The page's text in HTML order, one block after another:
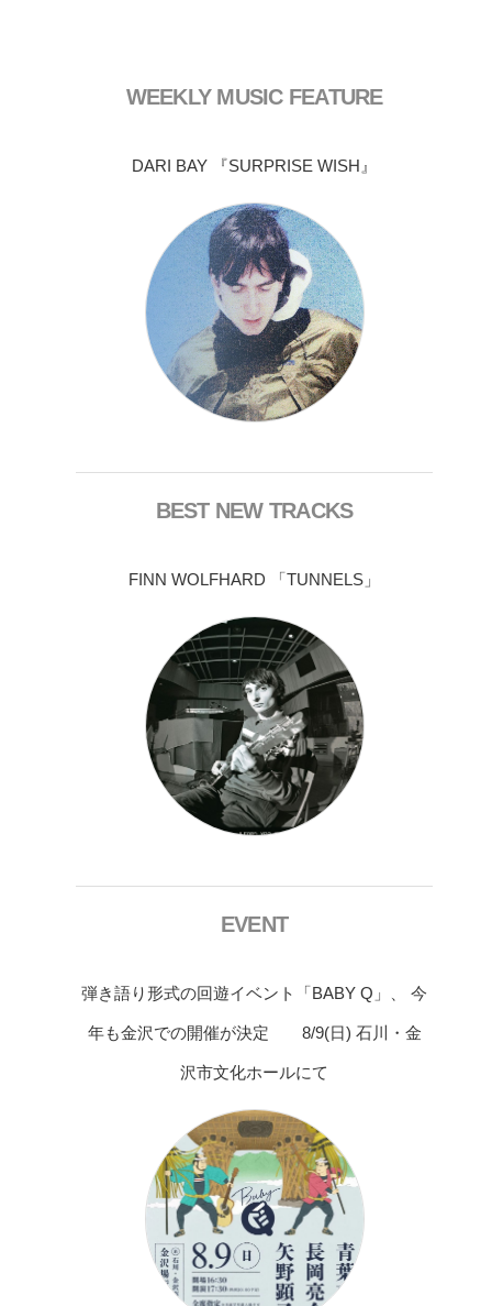
WEEKLY MUSIC FEATURE
DARI BAY 『SURPRISE WISH』
BEST NEW TRACKS
FINN WOLFHARD 「TUNNELS」
EVENT
弾き語り形式の回遊イベント「BABY Q」、 今
年も金沢での開催が決定 8/9(日) 石川・金
沢市文化ホールにて